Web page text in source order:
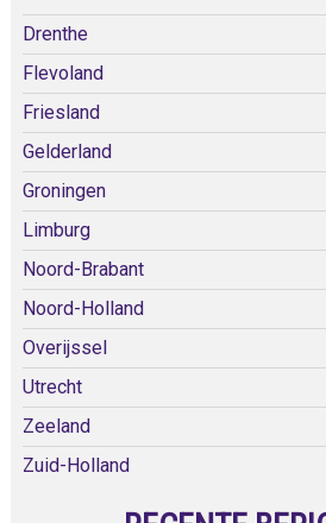
Drenthe
Flevoland
Friesland
Gelderland
Groningen
Limburg
Noord-Brabant
Noord-Holland
Overijssel
Utrecht
Zeeland
Zuid-Holland